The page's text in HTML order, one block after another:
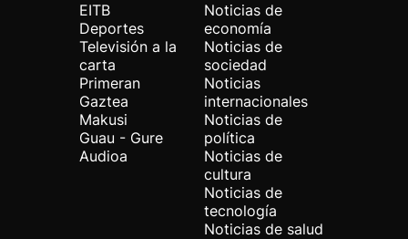
EITB
Deportes
Televisión a la
carta
Primeran
Gaztea
Makusi
Guau - Gure
Audioa
Noticias de
economía
Noticias de
sociedad
Noticias
internacionales
Noticias de
política
Noticias de
cultura
Noticias de
tecnología
Noticias de salud